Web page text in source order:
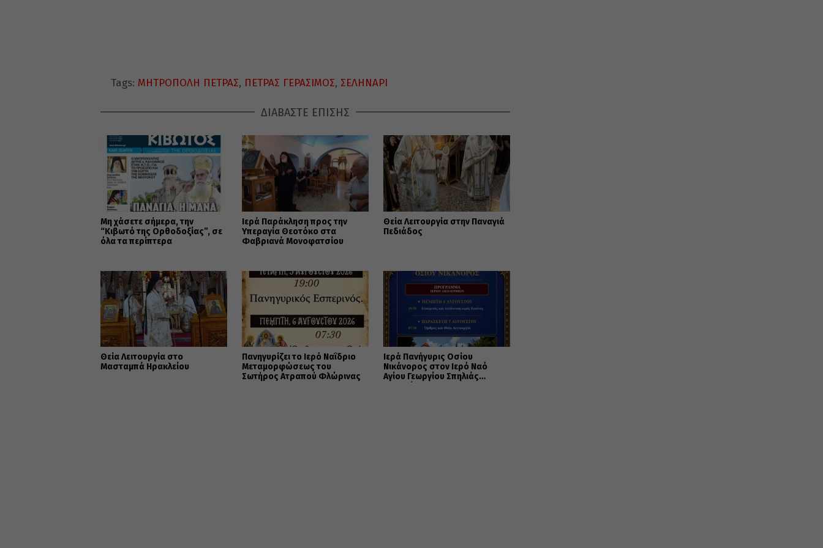
Tags: ΜΗΤΡΟΠΟΛΗ ΠΕΤΡΑΣ, ΠΕΤΡΑΣ ΓΕΡΑΣΙΜΟΣ, ΣΕΛΗΝΑΡΙ
ΔΙΑΒΑΣΤΕ ΕΠΙΣΗΣ
Μη χάσετε σήμερα, την
“Κιβωτό της Ορθοδοξίας”, σε
όλα τα περίπτερα
Ιερά Παράκληση προς την
Υπεραγία Θεοτόκο στα
Φαβριανά Μονοφατσίου
Θεία Λειτουργία στην Παναγιά
Πεδιάδος
Θεία Λειτουργία στο
Μασταμπά Ηρακλείου
Πανηγυρίζει το Ιερό Ναΐδριο
Μεταμορφώσεως του
Σωτήρος Ατραπού Φλώρινας
Ιερά Πανήγυρις Οσίου
Νικάνορος στον Ιερό Ναό
Αγίου Γεωργίου Σπηλιάς